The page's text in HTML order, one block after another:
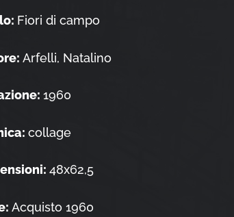
Fiori di campo
Arfelli, Natalino
1960
collage
48x62,5
Acquisto 1960